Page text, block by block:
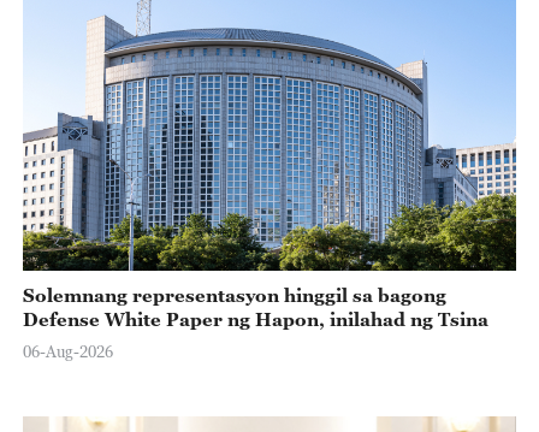
Solemnang representasyon hinggil sa bagong
Defense White Paper ng Hapon, inilahad ng Tsina
06-Aug-2026